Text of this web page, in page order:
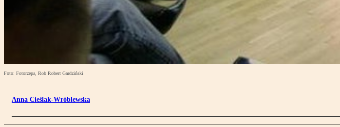
Foto: Fotorzepa, Rob Robert Gardziński
Anna Cieślak-Wróblewska